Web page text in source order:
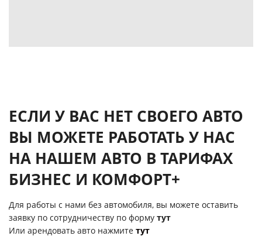
ЕСЛИ У ВАС НЕТ СВОЕГО АВТО
ВЫ МОЖЕТЕ РАБОТАТЬ У НАС
НА НАШЕМ АВТО В ТАРИФАХ
БИЗНЕС И КОМФОРТ+
Для работы с нами без автомобиля, вы можете оставить
заявку по сотрудничеству по форму тут
Или арендовать авто нажмите тут